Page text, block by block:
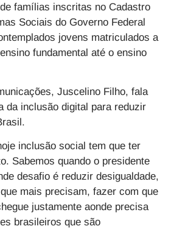
famílias inscritas no Cadastro
Sociais do Governo Federal
jovens matriculados a
fundamental até o ensino
Juscelino Filho, fala
da inclusão digital para reduzir
inclusão social tem que ter
Sabemos quando o presidente
desafio é reduzir desigualdade,
mais precisam, fazer com que
justamente aonde precisa
brasileiros que são